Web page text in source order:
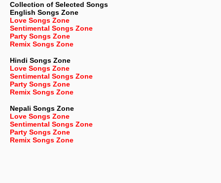
Collection of Selected Songs
English Songs Zone
Love Songs Zone
Sentimental Songs Zone
Party Songs Zone
Remix Songs Zone
Hindi Songs Zone
Love Songs Zone
Sentimental Songs Zone
Party Songs Zone
Remix Songs Zone
Nepali Songs Zone
Love Songs Zone
Sentimental Songs Zone
Party Songs Zone
Remix Songs Zone